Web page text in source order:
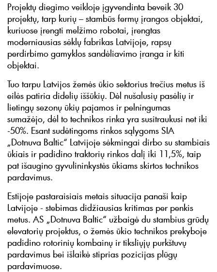
Projektų diegimo veikloje įgyvendinta beveik 30
projektų, tarp kurių – stambūs fermų įrangos objektai,
kuriuose įrengti melžimo robotai, įrengtas
moderniausias sėklų fabrikas Latvijoje, rapsų
perdirbimo gamyklos sandėliavimo įranga ir kiti
objektai.
Tuo tarpu Latvijos žemės ūkio sektorius trečius metus iš
eilės patiria didelių iššūkių. Dėl nušalusių pasėlių ir
lietingų sezonų ūkių pajamos ir pelningumas
sumažėjo, dėl to technikos rinka yra susitraukusi net iki
-50%. Esant sudėtingoms rinkos sąlygoms SIA
„Dotnuva Baltic“ Latvijoje sėkmingai dirbo su stambiais
ūkiais ir padidino traktorių rinkos dalį iki 11,5%, taip
pat išaugino gyvulininkystės ūkiams skirtos technikos
pardavimus.
Estijoje pastaraisiais metais situacija panaši kaip
Latvijoje - stebimas didžiausias kritimas per penkis
metus. AS „Dotnuva Baltic“ užbaigė du stambius grūdų
elevatorių projektus, o žemės ūkio technikos prekyboje
padidino rotorinių kombainų ir tiksliųjų purkštuvų
pardavimus bei išlaikė stiprias pozicijas plūgų
pardavimuose.